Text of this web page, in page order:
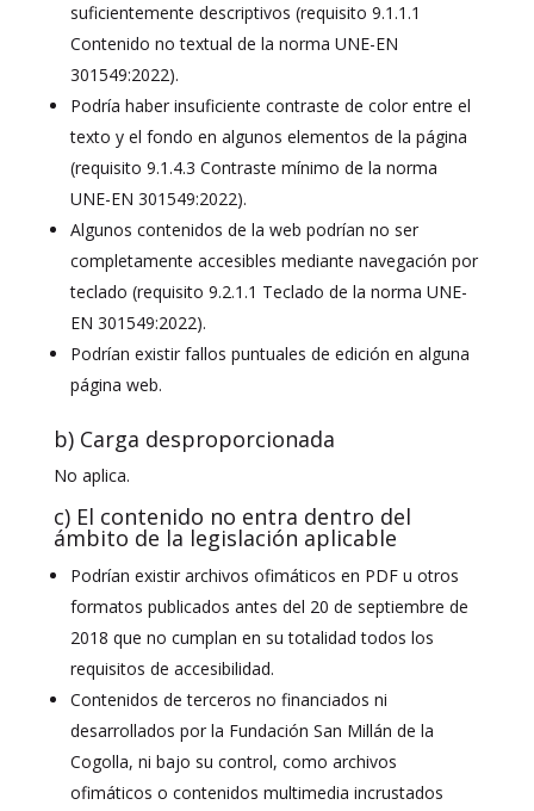
suficientemente descriptivos (requisito 9.1.1.1
Contenido no textual de la norma UNE-EN
301549:2022).
Podría haber insuficiente contraste de color entre el
texto y el fondo en algunos elementos de la página
(requisito 9.1.4.3 Contraste mínimo de la norma
UNE-EN 301549:2022).
Algunos contenidos de la web podrían no ser
completamente accesibles mediante navegación por
teclado (requisito 9.2.1.1 Teclado de la norma UNE-
EN 301549:2022).
Podrían existir fallos puntuales de edición en alguna
página web.
b) Carga desproporcionada
No aplica.
c) El contenido no entra dentro del
ámbito de la legislación aplicable
Podrían existir archivos ofimáticos en PDF u otros
formatos publicados antes del 20 de septiembre de
2018 que no cumplan en su totalidad todos los
requisitos de accesibilidad.
Contenidos de terceros no financiados ni
desarrollados por la Fundación San Millán de la
Cogolla, ni bajo su control, como archivos
ofimáticos o contenidos multimedia incrustados